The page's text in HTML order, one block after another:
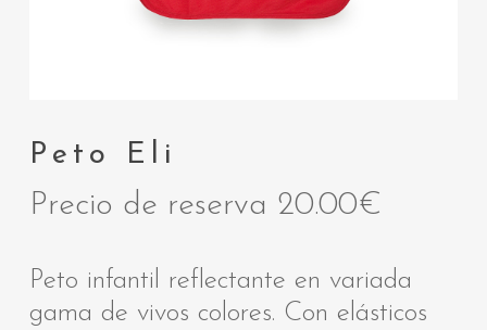
Peto Eli
Precio de reserva 20.00€
Peto infantil reflectante en variada
gama de vivos colores. Con elásticos